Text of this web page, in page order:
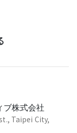
株式会社
Taipei City,